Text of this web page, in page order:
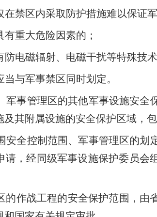
禁区内采取防护措施难以保证
重大危险因素的；
电磁辐射、电磁干扰等特殊技术
与军事禁区同时划定。
军事管理区的其他军事设施安全
其附属设施的安全保护区域，
安全控制范围、军事管理区的划
请，经同级军事设施保护委员会
的作战工程的安全保护范围，由